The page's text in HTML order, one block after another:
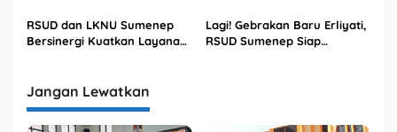
Mut
dan Bayi
RSUD dan LKNU Sumenep
Bersinergi Kuatkan Layanan
Lagi! Gebrakan Baru Erliyati,
RSUD Sumenep Siap
Jangan Lewatkan